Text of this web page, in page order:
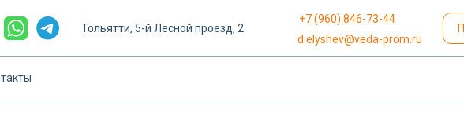
Тольятти, 5-й Лесной проезд, 2
d.elyshev@veda-prom.ru
+7 (960) 846-73-44